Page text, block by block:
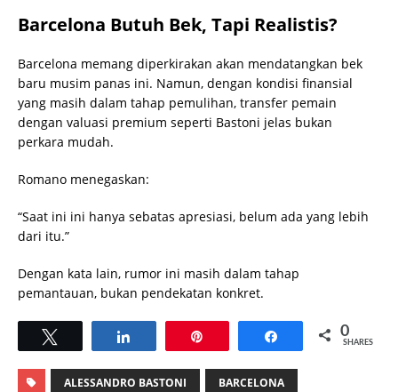
Barcelona Butuh Bek, Tapi Realistis?
Barcelona memang diperkirakan akan mendatangkan bek
baru musim panas ini. Namun, dengan kondisi finansial
yang masih dalam tahap pemulihan, transfer pemain
dengan valuasi premium seperti Bastoni jelas bukan
perkara mudah.
Romano menegaskan:
“Saat ini ini hanya sebatas apresiasi, belum ada yang lebih
dari itu.”
Dengan kata lain, rumor ini masih dalam tahap
pemantauan, bukan pendekatan konkret.
Share 0
SHARES
ALESSANDRO BASTONI BARCELONA